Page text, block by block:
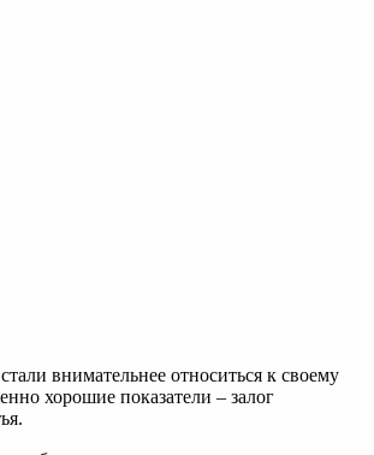
внимательнее относиться к своему
хорошие показатели – залог